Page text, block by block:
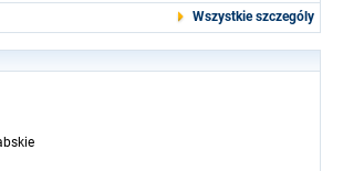
Wszystkie szczególy